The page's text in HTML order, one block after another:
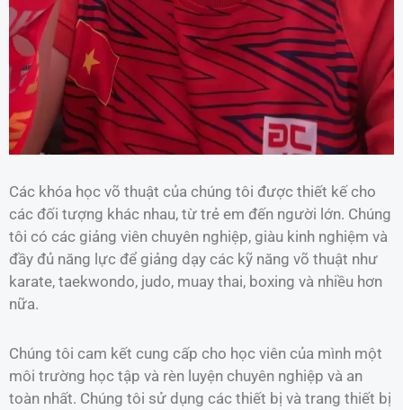
Các khóa học võ thuật của chúng tôi được thiết kế cho
các đối tượng khác nhau, từ trẻ em đến người lớn. Chúng
tôi có các giảng viên chuyên nghiệp, giàu kinh nghiệm và
đầy đủ năng lực để giảng dạy các kỹ năng võ thuật như
karate, taekwondo, judo, muay thai, boxing và nhiều hơn
nữa.
Chúng tôi cam kết cung cấp cho học viên của mình một
môi trường học tập và rèn luyện chuyên nghiệp và an
toàn nhất. Chúng tôi sử dụng các thiết bị và trang thiết bị